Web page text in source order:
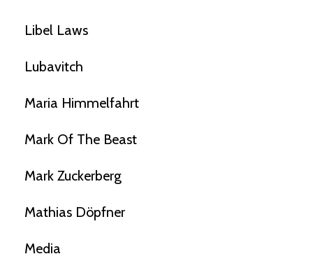
Libel Laws
Lubavitch
Maria Himmelfahrt
Mark Of The Beast
Mark Zuckerberg
Mathias Döpfner
Media